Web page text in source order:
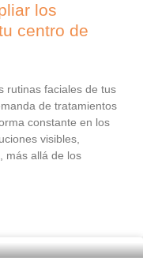
los
centro de
rutinas faciales de tus
de tratamientos
constante en los
visibles,
más allá de los